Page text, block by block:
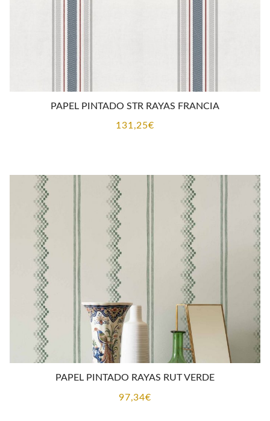
PAPEL PINTADO STR RAYAS FRANCIA
131,25€
PAPEL PINTADO RAYAS RUT VERDE
97,34€